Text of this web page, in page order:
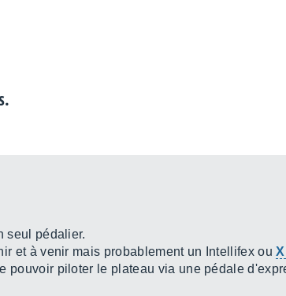
seul pédalier.
et à venir mais probablement un Intellifex ou
pouvoir piloter le plateau via une pédale